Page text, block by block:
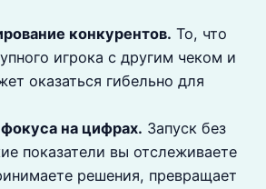
конкурентов. То, что
игрока с другим чеком и
оказаться гибельно для
на цифрах. Запуск без
показатели вы отслеживаете
решения, превращает